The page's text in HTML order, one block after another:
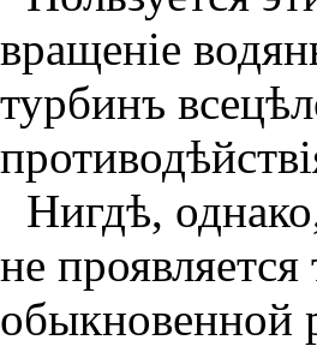
вращенiе
турбинъ
Нигдѣ,
не
обыкновенной